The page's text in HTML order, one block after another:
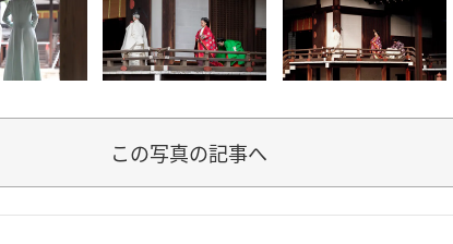
この写真の記事へ